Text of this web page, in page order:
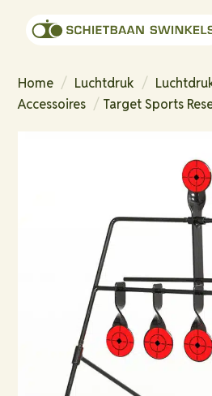
Home / Luchtdruk /
Accessoires / Target Sports